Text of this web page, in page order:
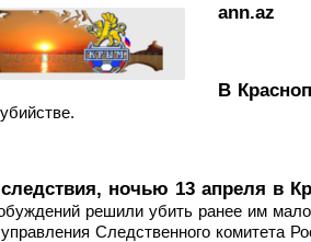
ann.az
В
ночью 13 апреля в
решили убить ранее им
Следственного комитета